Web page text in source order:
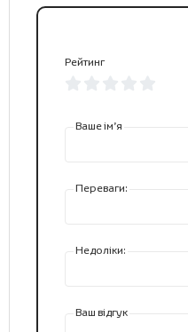
Рейтинг
Ваше ім’я
Переваги:
Недоліки:
Ваш відгук